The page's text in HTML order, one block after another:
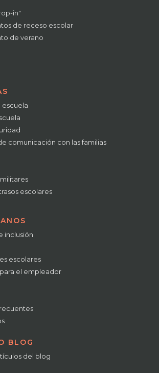
in"
de receso escolar
de verano
escuela
comunicación con las familias
escolares
inclusión
escolares
el empleador
BLOG
del blog